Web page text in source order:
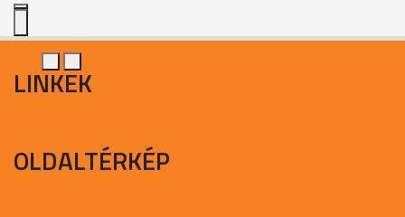
LINKEK
OLDALTÉRKÉP